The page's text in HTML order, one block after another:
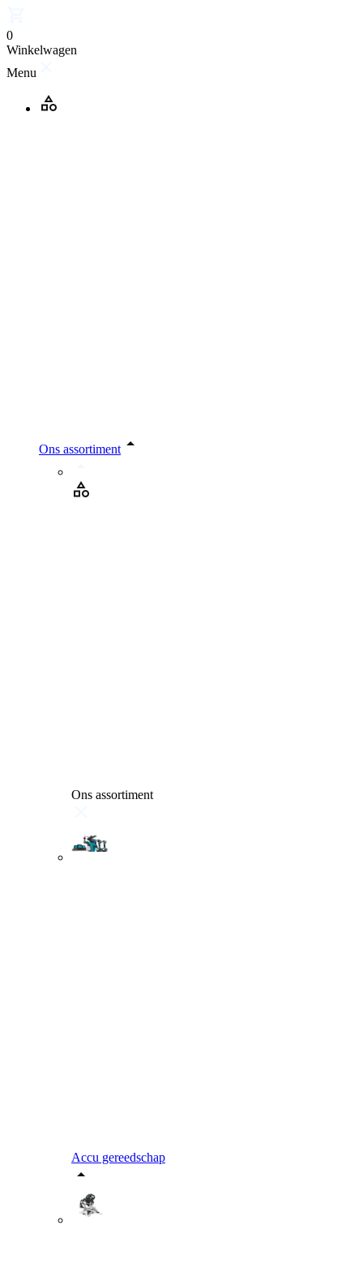
0
Winkelwagen
Menu
Ons assortiment
Ons assortiment
Accu gereedschap